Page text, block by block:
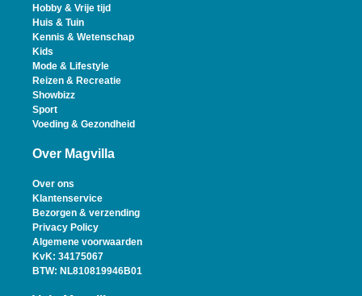
Hobby & Vrije tijd
Huis & Tuin
Kennis & Wetenschap
Kids
Mode & Lifestyle
Reizen & Recreatie
Showbizz
Sport
Voeding & Gezondheid
Over Magvilla
Over ons
Klantenservice
Bezorgen & verzending
Privacy Policy
Algemene voorwaarden
KvK: 34175067
BTW: NL810819946B01